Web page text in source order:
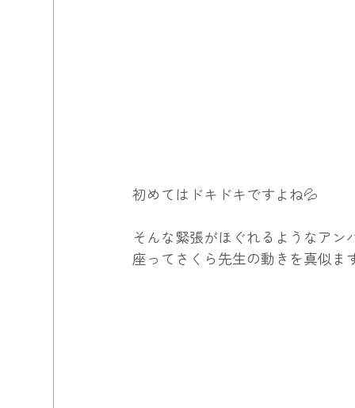
初めてはドキドキですよね💦
そんな緊張がほぐれるようなアン
座ってさくら先生の動きを真似ま